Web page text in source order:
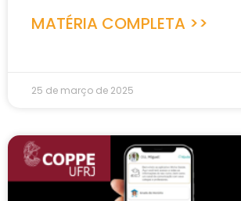
MATÉRIA COMPLETA >>
25 de março de 2025